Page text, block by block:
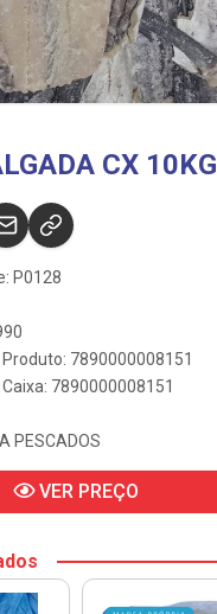
CX 10KG
P0128
7890000008151
7890000008151
PESCADOS
VER PREÇO